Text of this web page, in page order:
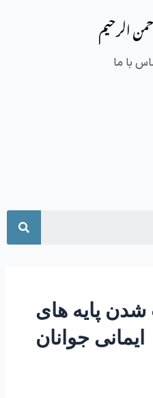
الرحیم
با ما
پایه های
ایمانی جوانان